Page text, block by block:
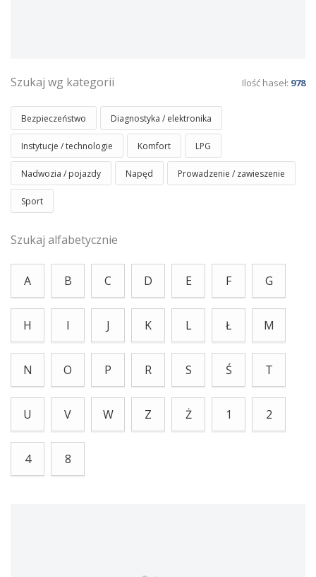
Szukaj wg kategorii Ilość haseł: 978
Bezpieczeństwo Diagnostyka / elektronika
Instytucje / technologie Komfort LPG
Nadwozia / pojazdy Napęd Prowadzenie / zawieszenie
Sport
Szukaj alfabetycznie
A B C D E F G
H I J K L Ł M
N O P R S Ś T
U V W Z Ż 1 2
4 8